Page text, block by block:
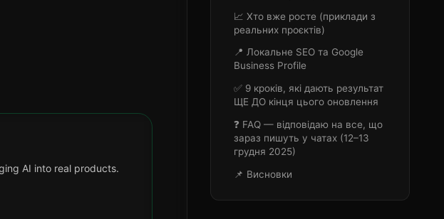
AI into real products.
📈 Хто вже росте (приклади з
реальних проєктів)
📍 Локальне SEO та Google
Business Profile
✅ 9 кроків, які дають результат
ЩЕ ДО кінця цього оновлення
❓ FAQ — відповідаю на все, що
зараз пишуть у чатах (12–13
грудня 2025)
📌 Висновки